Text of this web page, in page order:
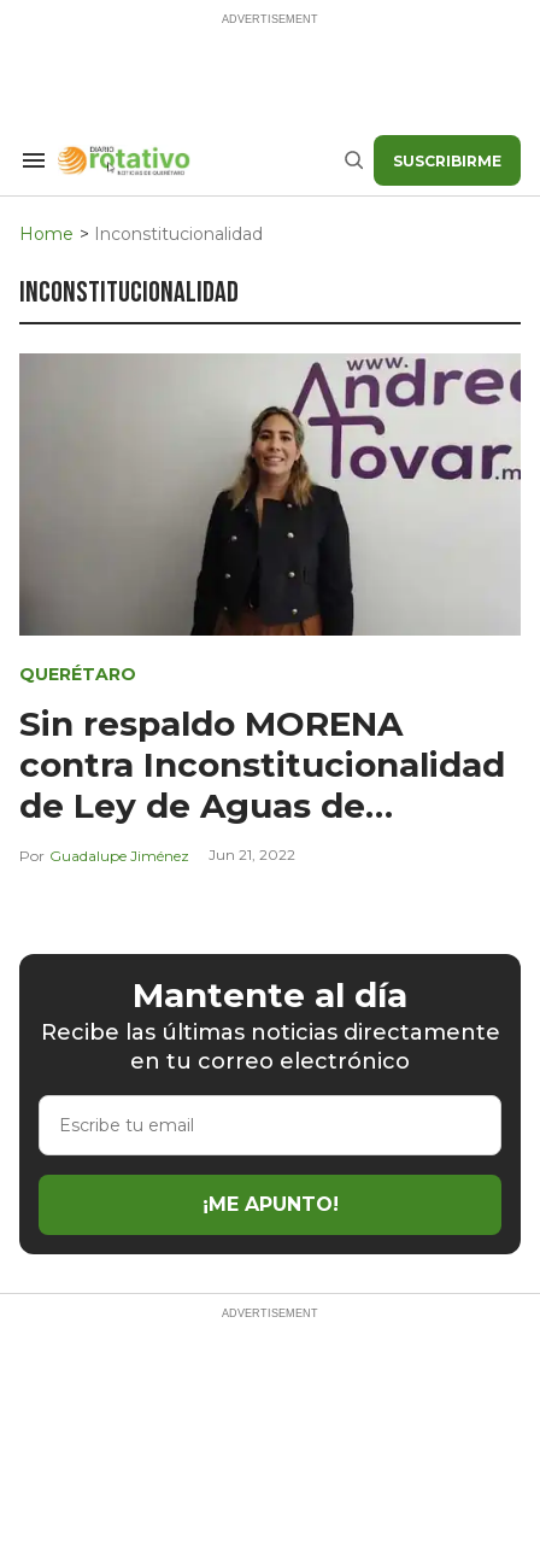
Search
Navigation
Buscar SUSCRIBIRME
Home > Inconstitucionalidad
inconstitucionalidad
QUERÉTARO
Sin respaldo MORENA
contra Inconstitucionalidad
de Ley de Aguas de
Querétaro
Guadalupe Jiménez Jun 21, 2022
Mantente al día
Recibe las últimas noticias directamente
en tu correo electrónico
Escribe
email
¡ME APUNTO!